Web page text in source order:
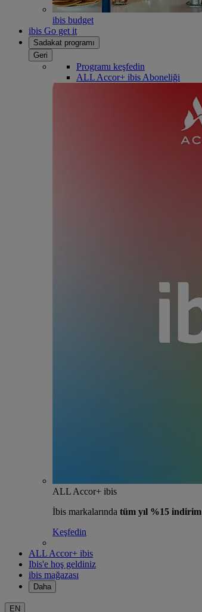
ibis budget
ibis Go get it
Sadakat programı
Geri
Programı keşfedin
ALL Accor+ ibis Aboneliği
ALL Accor+ ibis
İbis markalarında tüm yıl %15 indirim
Keşfedin
ALL Accor+ ibis
Ibis'e hoş geldiniz
ibis mağazası
Daha
EN